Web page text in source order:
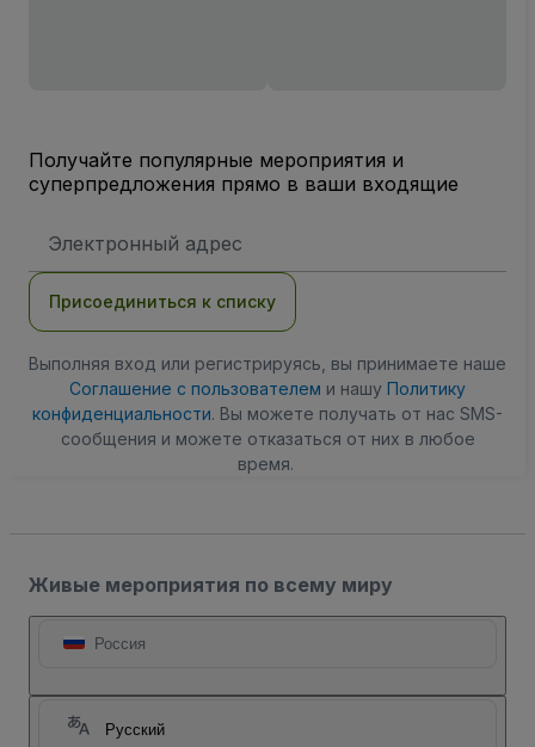
Получайте популярные мероприятия и
суперпредложения прямо в ваши входящие
электронной
Присоединиться к списку
Выполняя вход или регистрируясь, вы принимаете наше
Соглашение с пользователем и нашу Политику
конфиденциальности. Вы можете получать от нас SMS-
сообщения и можете отказаться от них в любое
время.
Живые мероприятия по всему миру
Россия
Русский